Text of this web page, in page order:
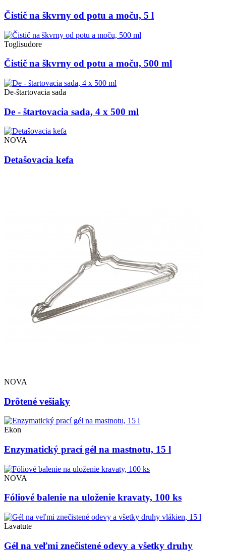
Čistič na škvrny od potu a moču, 5 l
Toglisudore
Čistič na škvrny od potu a moču, 500 ml
De-štartovacia sada
De - štartovacia sada, 4 x 500 ml
NOVA
Detašovacia kefa
NOVA
Drôtené vešiaky
Ekon
Enzymatický prací gél na mastnotu, 15 l
NOVA
Fóliové balenie na uloženie kravaty, 100 ks
Lavatute
Gél na veľmi znečistené odevy a všetky druhy